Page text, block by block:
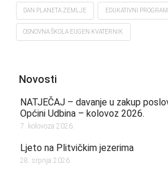
DAN PLANETA ZEMLJE EDUKATIVNI PROGRAM
OSNOVNA ŠKOLA EUGEN KVATERNIK
Novosti
NATJEČAJ – davanje u zakup
Općini Udbina – kolovoz 2026.
7. kolovoza 2026.
Ljeto na Plitvičkim jezerima
28. srpnja 2026.